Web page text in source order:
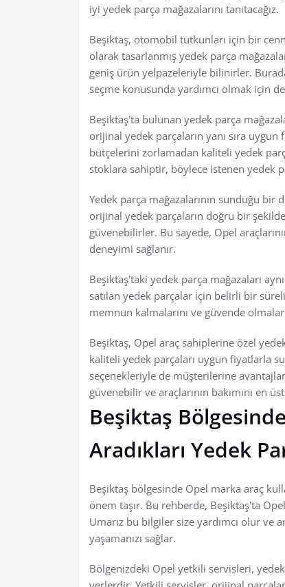
iyi yedek parça mağazalarını tanıtacağız.
Beşiktaş, otomobil tutkunları için bir
olarak tasarlanmış yedek parça
geniş ürün yelpazeleriyle bilinirler.
seçme konusunda yardımcı olmak için
Beşiktaş'ta bulunan yedek parça
orijinal yedek parçaların yanı sıra
bütçelerini zorlamadan kaliteli yedek
stoklara sahiptir, böylece istenen yedek
Yedek parça mağazalarının sunduğu
orijinal yedek parçaların doğru bir
güvenebilirler. Bu sayede, Opel
deneyimi sağlanır.
Beşiktaş'taki yedek parça mağazaları
satılan yedek parçalar için belirli bir
memnun kalmalarını ve güvende
Beşiktaş, Opel araç sahiplerine özel
kaliteli yedek parçaları uygun fiyatlarla
seçenekleriyle de müşterilerine
güvenebilir ve araçlarının bakımını en
Beşiktaş
Aradıkları Yedek
Beşiktaş bölgesinde Opel marka araç
önem taşır. Bu rehberde, Beşiktaş'ta
Umarız bu bilgiler size yardımcı olur ve
yaşamanızı sağlar.
Bölgenizdeki Opel yetkili servisleri,